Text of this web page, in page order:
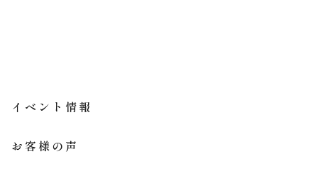
イベント情報
お客様の声